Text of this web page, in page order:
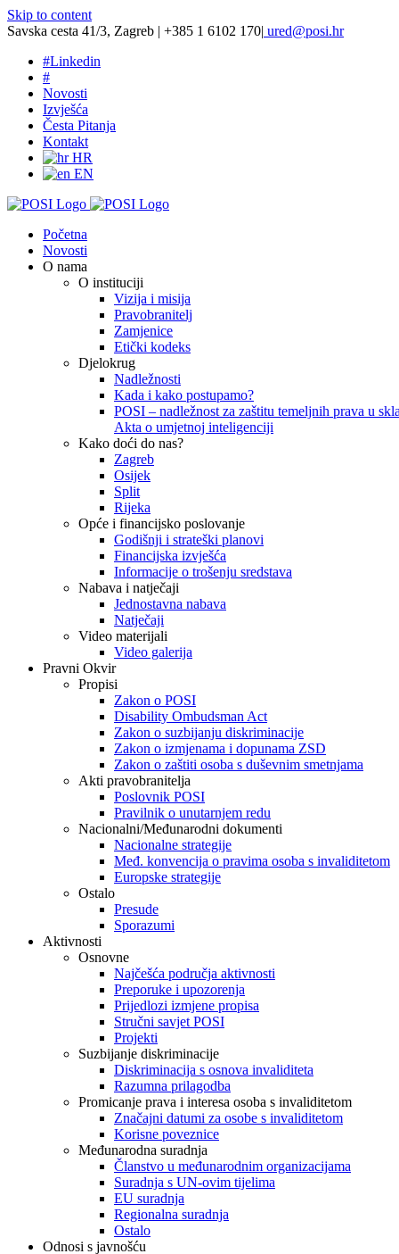
Skip to content
Savska cesta 41/3, Zagreb | +385 1 6102 170| ured@posi.hr
#Linkedin
#
Novosti
Izvješća
Česta Pitanja
Kontakt
HR
EN
Početna
Novosti
O nama
O instituciji
Vizija i misija
Pravobranitelj
Zamjenice
Etički kodeks
Djelokrug
Nadležnosti
Kada i kako postupamo?
POSI – nadležnost za zaštitu temeljnih prava u
Akta o umjetnoj inteligenciji
Kako doći do nas?
Zagreb
Osijek
Split
Rijeka
Opće i financijsko poslovanje
Godišnji i strateški planovi
Financijska izvješća
Informacije o trošenju sredstava
Nabava i natječaji
Jednostavna nabava
Natječaji
Video materijali
Video galerija
Pravni Okvir
Propisi
Zakon o POSI
Disability Ombudsman Act
Zakon o suzbijanju diskriminacije
Zakon o izmjenama i dopunama ZSD
Zakon o zaštiti osoba s duševnim smetnjama
Akti pravobranitelja
Poslovnik POSI
Pravilnik o unutarnjem redu
Nacionalni/Međunarodni dokumenti
Nacionalne strategije
Međ. konvencija o pravima osoba s invaliditetom
Europske strategije
Ostalo
Presude
Sporazumi
Aktivnosti
Osnovne
Najčešća područja aktivnosti
Preporuke i upozorenja
Prijedlozi izmjene propisa
Stručni savjet POSI
Projekti
Suzbijanje diskriminacije
Diskriminacija s osnova invaliditeta
Razumna prilagodba
Promicanje prava i interesa osoba s invaliditetom
Značajni datumi za osobe s invaliditetom
Korisne poveznice
Međunarodna suradnja
Članstvo u međunarodnim organizacijama
Suradnja s UN-ovim tijelima
EU suradnja
Regionalna suradnja
Ostalo
Odnosi s javnošću